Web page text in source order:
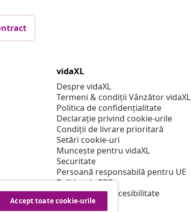
vidaXL
Despre vidaXL
Termeni & condiții Vânzător vidaXL
Politica de confidențialitate
Declarație privind cookie-urile
Condiții de livrare prioritară
Setări cookie-uri
Muncește pentru vidaXL
Securitate
Persoană responsabilă pentru UE
Politica de EPR
Declarație de accesibilitate
Accept toate cookie-urile